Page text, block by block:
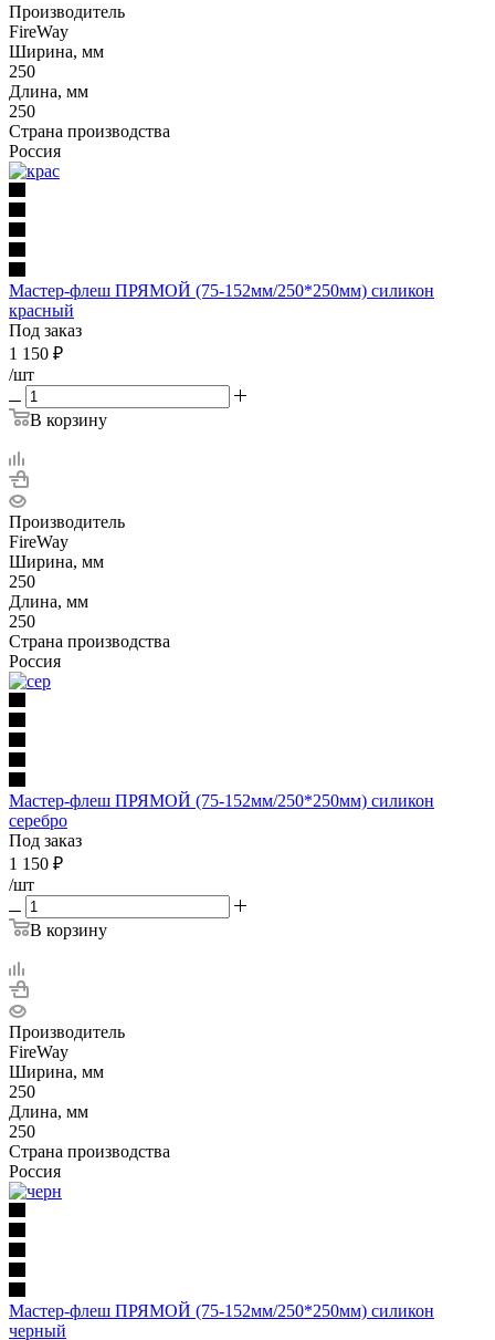
Производитель
FireWay
Ширина, мм
250
Длина, мм
250
Страна производства
Россия
Мастер-флеш ПРЯМОЙ (75-152мм/250*250мм) силикон
красный
Под заказ
1 150 ₽
/шт
В корзину
Производитель
FireWay
Ширина, мм
250
Длина, мм
250
Страна производства
Россия
Мастер-флеш ПРЯМОЙ (75-152мм/250*250мм) силикон
серебро
Под заказ
1 150 ₽
/шт
В корзину
Производитель
FireWay
Ширина, мм
250
Длина, мм
250
Страна производства
Россия
Мастер-флеш ПРЯМОЙ (75-152мм/250*250мм) силикон
черный